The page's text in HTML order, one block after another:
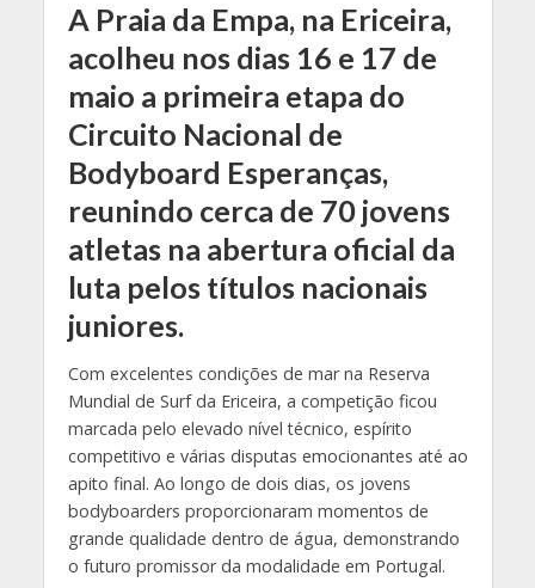
A Praia da Empa, na Ericeira,
acolheu nos dias 16 e 17 de
maio a primeira etapa do
Circuito Nacional de
Bodyboard Esperanças,
reunindo cerca de 70 jovens
atletas na abertura oficial da
luta pelos títulos nacionais
juniores.
Com excelentes condições de mar na Reserva
Mundial de Surf da Ericeira, a competição ficou
marcada pelo elevado nível técnico, espírito
competitivo e várias disputas emocionantes até ao
apito final. Ao longo de dois dias, os jovens
bodyboarders proporcionaram momentos de
grande qualidade dentro de água, demonstrando
o futuro promissor da modalidade em Portugal.